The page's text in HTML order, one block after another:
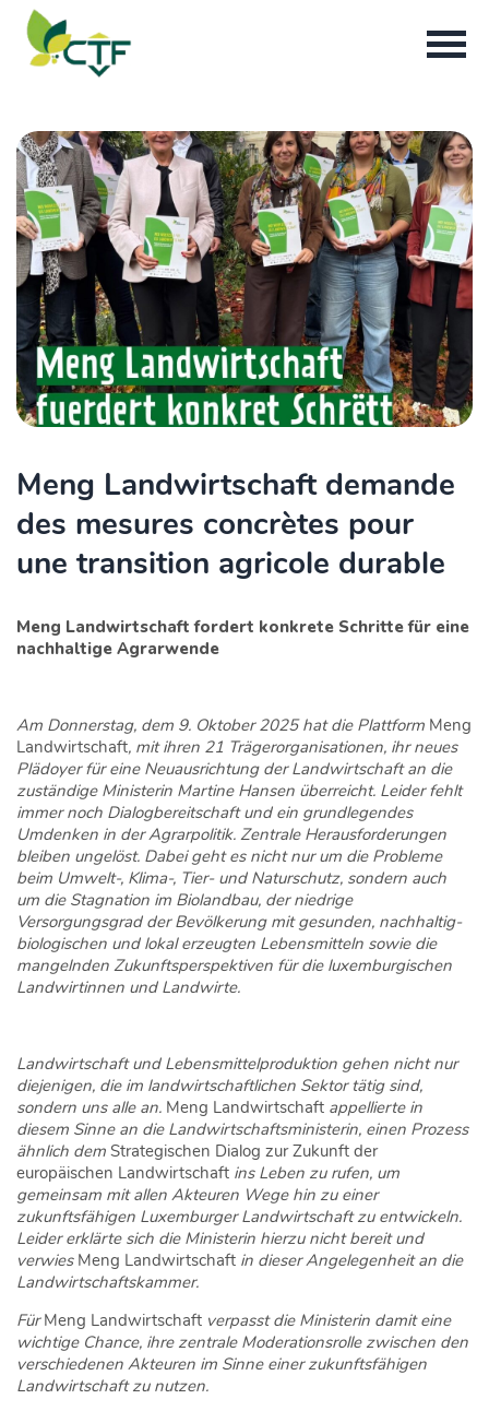
Meng Landwirtschaft demande
des mesures concrètes pour
une transition agricole durable
Meng Landwirtschaft fordert konkrete Schritte für eine
nachhaltige Agrarwende
Am Donnerstag, dem 9. Oktober 2025 hat die Plattform Meng
Landwirtschaft, mit ihren 21 Trägerorganisationen, ihr neues
Plädoyer für eine Neuausrichtung der Landwirtschaft an die
zuständige Ministerin Martine Hansen überreicht. Leider fehlt
immer noch Dialogbereitschaft und ein grundlegendes
Umdenken in der Agrarpolitik. Zentrale Herausforderungen
bleiben ungelöst. Dabei geht es nicht nur um die Probleme
beim Umwelt-, Klima-, Tier- und Naturschutz, sondern auch
um die Stagnation im Biolandbau, der niedrige
Versorgungsgrad der Bevölkerung mit gesunden, nachhaltig-
biologischen und lokal erzeugten Lebensmitteln sowie die
mangelnden Zukunftsperspektiven für die luxemburgischen
Landwirtinnen und Landwirte.
Landwirtschaft und Lebensmittelproduktion gehen nicht nur
diejenigen, die im landwirtschaftlichen Sektor tätig sind,
sondern uns alle an. Meng Landwirtschaft appellierte in
diesem Sinne an die Landwirtschaftsministerin, einen Prozess
ähnlich dem Strategischen Dialog zur Zukunft der
europäischen Landwirtschaft ins Leben zu rufen, um
gemeinsam mit allen Akteuren Wege hin zu einer
zukunftsfähigen Luxemburger Landwirtschaft zu entwickeln.
Leider erklärte sich die Ministerin hierzu nicht bereit und
verwies Meng Landwirtschaft in dieser Angelegenheit an die
Landwirtschaftskammer.
FürMeng Landwirtschaft verpasst die Ministerin damit eine
wichtige Chance, ihre zentrale Moderationsrolle zwischen den
verschiedenen Akteuren im Sinne einer zukunftsfähigen
Landwirtschaft zu nutzen.